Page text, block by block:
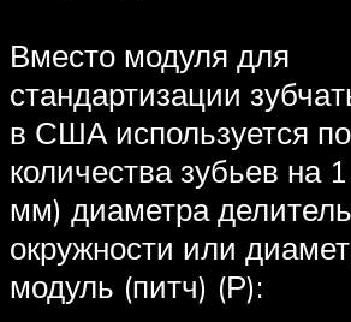
Вместо модуля для
стандартизации
в США используется
количества зубьев на
мм) диа­метра
окружности или
модуль (питч) (Р):